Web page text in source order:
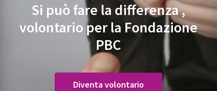
Si può fare la differenza ,
volontario per la Fondazione
PBC
Diventa volontario